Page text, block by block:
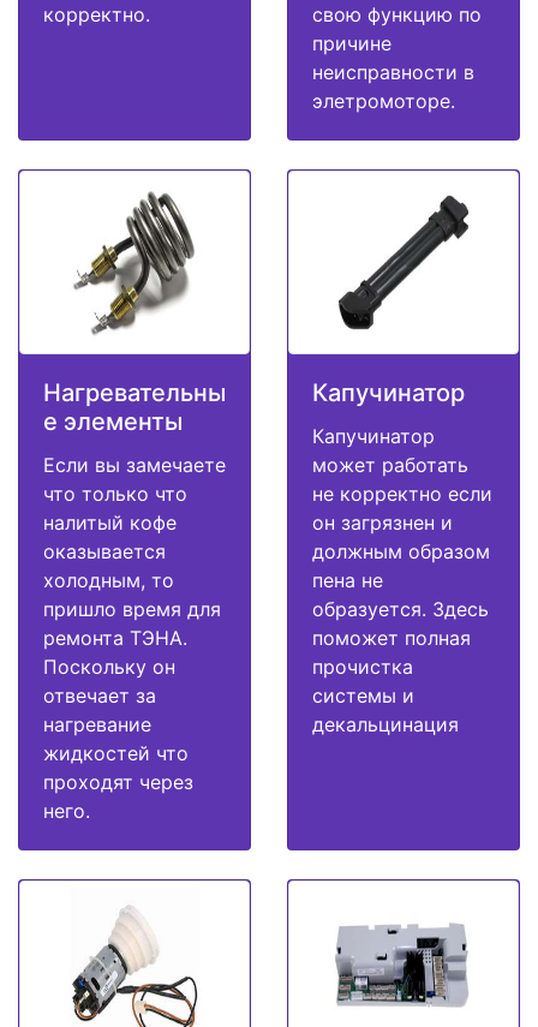
корректно.
свою функцию по
причине
неисправности в
элетромоторе.
Нагревательны
е элементы
Если вы замечаете
что только что
налитый кофе
оказывается
холодным, то
пришло время для
ремонта ТЭНА.
Поскольку он
отвечает за
нагревание
жидкостей что
проходят через
него.
Капучинатор
Капучинатор
может работать
не корректно если
он загрязнен и
должным образом
пена не
образуется. Здесь
поможет полная
прочистка
системы и
декальцинация